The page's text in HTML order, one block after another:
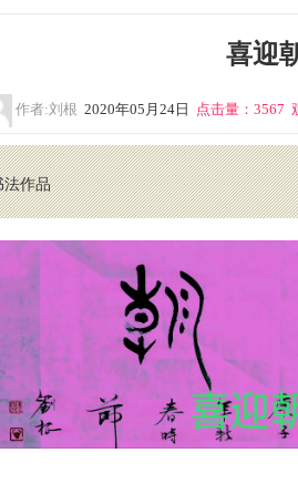
喜迎
作者:刘根 2020年05月24日 点击量：3567
作品